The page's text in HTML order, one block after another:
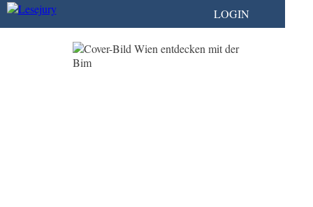
LOGIN